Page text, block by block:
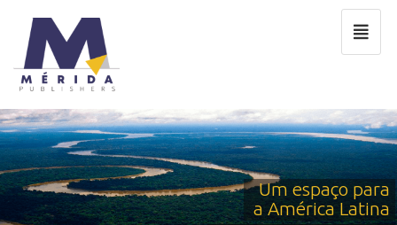
Um espaço para
a América Latina